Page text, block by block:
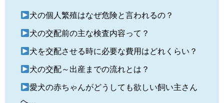
犬の個人繁殖はなぜ危険と言われるの？
犬の交配前の主な検査内容って？
犬を交配させる時に必要な費用はどれくらい？
犬の交配～出産までの流れとは？
愛犬の赤ちゃんがどうしても欲しい飼い主さん